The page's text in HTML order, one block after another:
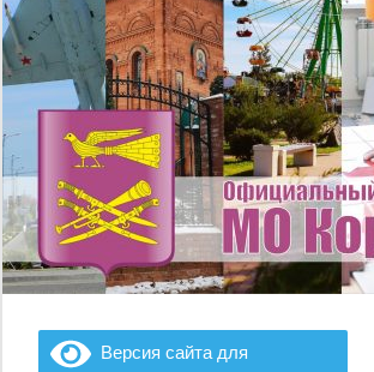
Версия сайта для